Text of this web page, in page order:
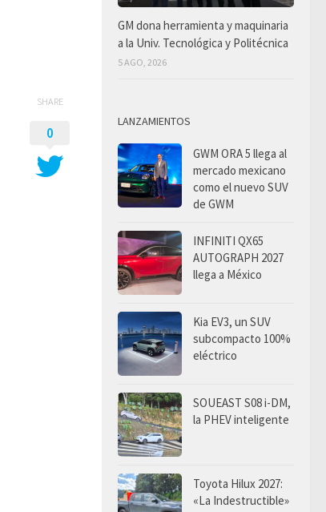
SHARE
0
GM dona herramienta y maquinaria
a la Univ. Tecnológica y Politécnica
5 AGO, 2026
LANZAMIENTOS
GWM ORA 5 llega al
mercado mexicano
como el nuevo SUV
de GWM
INFINITI QX65
AUTOGRAPH 2027
llega a México
Kia EV3, un SUV
subcompacto 100%
eléctrico
SOUEAST S08 i-DM,
la PHEV inteligente
Toyota Hilux 2027:
«La Indestructible»